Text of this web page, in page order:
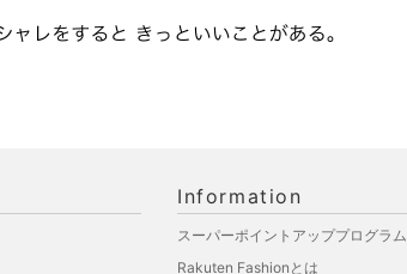
Information
スーパーポイントアッププログラム
Rakuten Fashionとは